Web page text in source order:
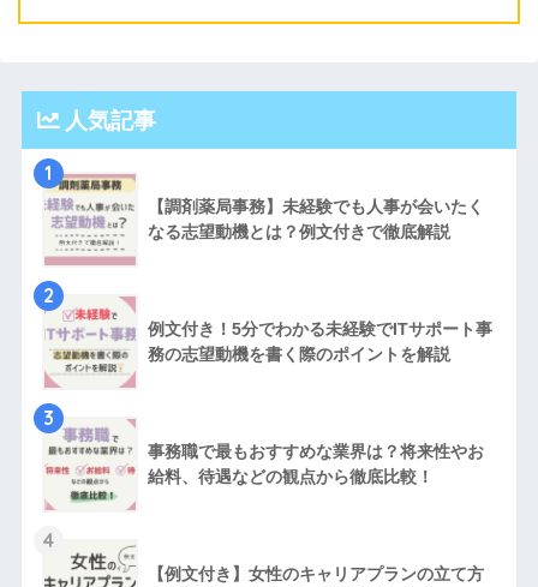
人気記事
1
【調剤薬局事務】未経験でも人事が会いたく
なる志望動機とは？例文付きで徹底解説
2
例文付き！5分でわかる未経験でITサポート事
務の志望動機を書く際のポイントを解説
3
事務職で最もおすすめな業界は？将来性やお
給料、待遇などの観点から徹底比較！
4
【例文付き】女性のキャリアプランの立て方